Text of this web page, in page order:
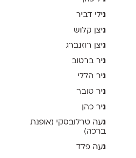
נילי דביר
ניצן קלוש
ניצן רוזנברג
ניר ברטוב
ניר הללי
ניר טובר
ניר כהן
נעה טרלובסקי (אופנת
ברכה)
נעה פלד